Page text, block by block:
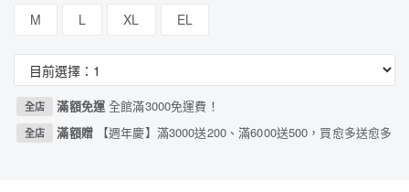
M
L XL EL
全店 滿額免運全館滿3000免運費！
全店 滿額贈 【週年慶】滿3000送200、滿6000送500，買愈多送愈多